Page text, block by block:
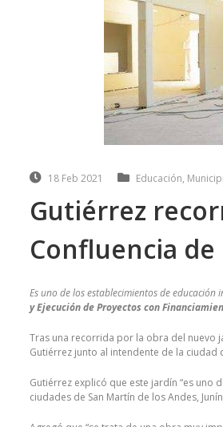
18 Feb 2021 Educación,
Gutiérrez
Confluencia
Es uno de los establecimientos de
y Ejecución de Proyectos con
Tras una recorrida por la obra del nuevo
Gutiérrez junto al intendente de la
Gutiérrez explicó que este jardín “es
ciudades de San Martín de los Andes,